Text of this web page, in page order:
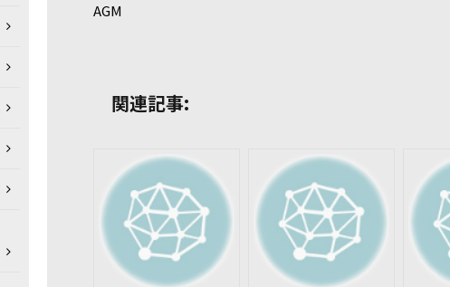
AGM
関連記事: